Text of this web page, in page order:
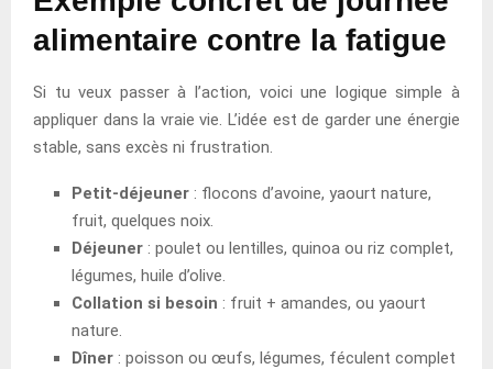
alimentaire contre la fatigue
Si tu veux passer à l’action, voici une logique simple à
appliquer dans la vraie vie. L’idée est de garder une énergie
stable, sans excès ni frustration.
Petit-déjeuner : flocons d’avoine, yaourt nature,
fruit, quelques noix.
Déjeuner : poulet ou lentilles, quinoa ou riz complet,
légumes, huile d’olive.
Collation si besoin : fruit + amandes, ou yaourt
nature.
Dîner : poisson ou œufs, légumes, féculent complet